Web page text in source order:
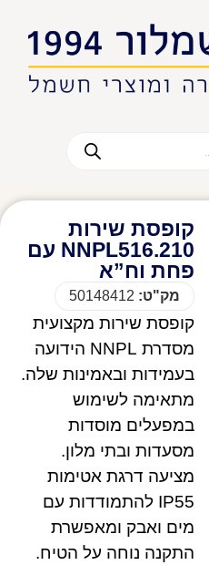
קופסת שירות
NNPL516.210 עם
פחת וח”א
מק"ט: 50148412
קופסת שירות מקצועית
מסדרת NNPL הידועה
בעמידות ובאמינות שלה.
מתאימה לשימוש
במפעלים מוסדות
מסעדות ובתי מלון.
מציעה דרגת אטימות
IP55 להתמודדות עם
מים ואבק ומאפשרת
התקנה נוחה על הטיח.